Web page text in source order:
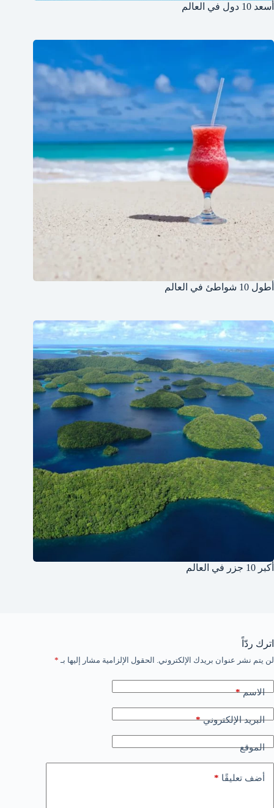
أسعد 10 دول في العالم
أطول 10 شواطئ في العالم
أكبر 10 جزر في العالم
اترك ردّاً
لن يتم نشر عنوان بريدك الإلكتروني. الحقول الإلزامية مشار إليها بـ *
الاسم*
البريد الإلكتروني*
الموقع
أضف تعليقًا *